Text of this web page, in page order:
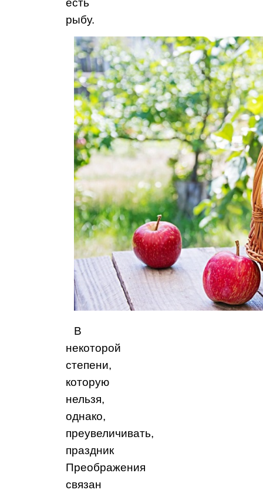
есть
рыбу.
В
некоторой
степени,
которую
нельзя,
однако,
преувеличивать,
праздник
Преображения
связан